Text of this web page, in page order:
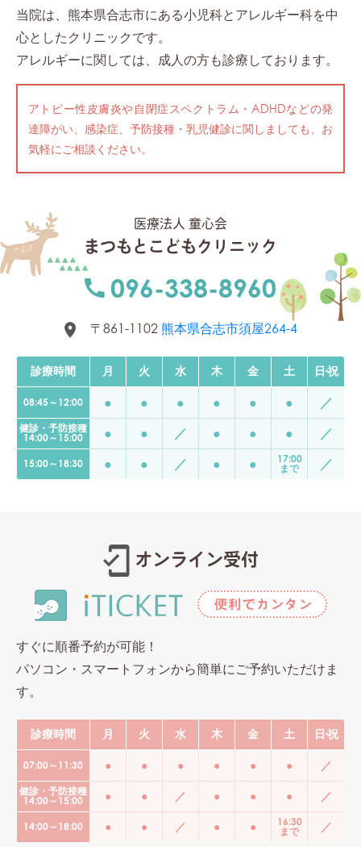
当院は、熊本県合志市にある小児科とアレルギー科を中
心としたクリニックです。
アレルギーに関しては、成人の方も診療しております。
アトピー性皮膚炎や自閉症スペクトラム・ADHDなどの発
達障がい、感染症、予防接種・乳児健診に関しましても、お
気軽にご相談ください。
医療法人 童心会
まつもとこどもクリニック
096-338-8960
〒861-1102 熊本県合志市須屋264-4
予約なしの診察時間
月曜日から土曜日 午前8:45から12:00
月曜日から土曜日（水曜日は休診） 午後15:00から18:30
水曜日の午後、日曜日、祝日
診療時間 月 火 水 木 金 土 日・祝
08:45～12:00 ● ● ● ● ● ● ／
健診・予防接種
14:00～15:00
● ● ／ ● ● ● ／
15:00～18:30 ● ● ／ ● ●
17:00
まで
／
オンライン受付
すぐに順番予約が可能！
パソコン・スマートフォンから簡単にご予約いただけま
す。
オンライン予約による診察時間
月曜日から土曜日 午前7:00から11:30
月曜日から土曜日（水曜日は休診） 午後14:00から18:00
診療時間 月 火 水 木 金 土 日・祝
07:00～11:30 ● ● ● ● ● ● ／
健診・予防接種
14:00～15:00
● ● ／ ● ● ● ／
14:00～18:00 ● ● ／ ● ●
16:30
まで
／